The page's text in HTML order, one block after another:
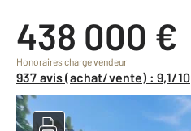
438 000 €
Honoraires charge vendeur
937 avis (achat/vente) : 9,1/10